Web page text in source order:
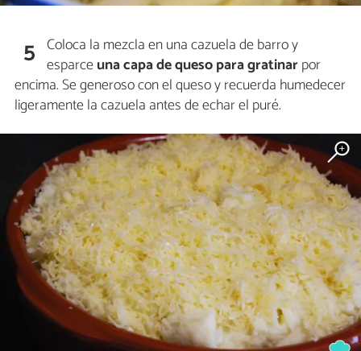
5 Coloca la mezcla en una cazuela de barro y
esparceuna capa de queso para gratinarpor
encima. Se generoso con el queso y recuerda humedecer
ligeramente la cazuela antes de echar el puré.